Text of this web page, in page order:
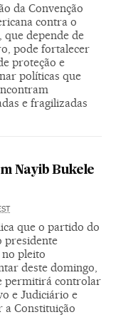
da Convenção
contra o
que depende de
pode fortalecer
proteção e
políticas que
e fragilizadas
Nayib Bukele
que o partido do
presidente
pleito
deste domingo,
permitirá controlar
e Judiciário e
Constituição